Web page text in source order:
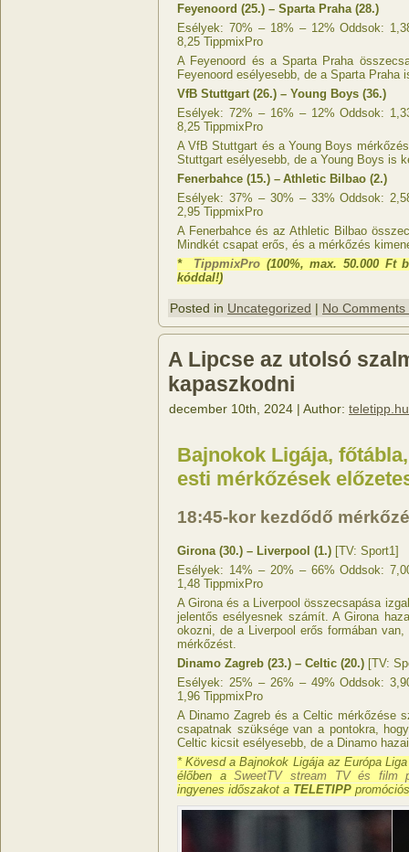
Feyenoord (25.) – Sparta Praha (28.)
Esélyek: 70% – 18% – 12% Oddsok:
8,25 TippmixPro
A Feyenoord és a Sparta Praha
Feyenoord esélyesebb, de a Sparta Praha
VfB Stuttgart (26.) – Young Boys (36.)
Esélyek: 72% – 16% – 12% Oddsok:
8,25 TippmixPro
A VfB Stuttgart és a Young Boys
Stuttgart esélyesebb, de a Young Boys is
Fenerbahce (15.) – Athletic Bilbao (2.)
Esélyek: 37% – 30% – 33% Oddsok:
2,95 TippmixPro
A Fenerbahce és az Athletic Bilbao
Mindkét csapat erős, és a mérkőzés
* TippmixPro (100%, max. 50.000 Ft
kóddal!)
Posted in Uncategorized | No Comments
A Lipcse az utolsó
kapaszkodni
december 10th, 2024 | Author: teletipp.hu
Bajnokok Ligája,
esti mérkőzések
18:45-kor kezdődő
Girona (30.) – Liverpool (1.) [TV: Sport1]
Esélyek: 14% – 20% – 66% Oddsok:
1,48 TippmixPro
A Girona és a Liverpool összecsapása
jelentős esélyesnek számít. A Girona
okozni, de a Liverpool erős formában
mérkőzést.
Dinamo Zagreb (23.) – Celtic (20.) [TV:
Esélyek: 25% – 26% – 49% Oddsok:
1,96 TippmixPro
A Dinamo Zagreb és a Celtic mérkőzése
csapatnak szüksége van a pontokra,
Celtic kicsit esélyesebb, de a Dinamo
* Kövesd a Bajnokok Ligája az Európa
élőben aSweetTV stream TV és film
ingyenes időszakot a TELETIPP